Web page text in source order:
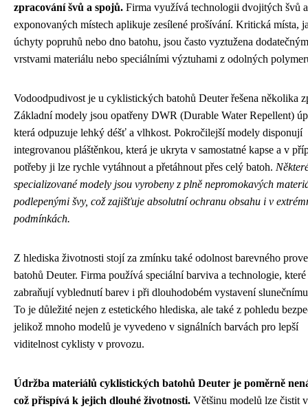
zpracování švů a spojů. Firma využívá technologii dvojitých švů
exponovaných místech aplikuje zesílené prošívání. Kritická místa,
úchyty popruhů nebo dno batohu, jsou často vyztužena
vrstvami materiálu nebo speciálními výztuhami z odolných
Vodoodpudivost je u cyklistických batohů Deuter řešena několika
Základní modely jsou opatřeny DWR (Durable Water Repellent)
která odpuzuje lehký déšť a vlhkost. Pokročilejší modely disponují
integrovanou pláštěnkou, která je ukryta v samostatné kapse a v
potřeby ji lze rychle vytáhnout a přetáhnout přes celý batoh.
specializované modely jsou vyrobeny z plně nepromokavých
podlepenými švy, což zajišťuje absolutní ochranu obsahu i v
podmínkách.
Z hlediska životnosti stojí za zmínku také odolnost barevného
batohů Deuter. Firma používá speciální barviva a technologie, které
zabraňují vyblednutí barev i při dlouhodobém vystavení
To je důležité nejen z estetického hlediska, ale také z pohledu
jelikož mnoho modelů je vyvedeno v signálních barvách pro lepší
viditelnost cyklisty v provozu.
Údržba materiálů cyklistických batohů Deuter je poměrně
což přispívá k jejich dlouhé životnosti. Většinu modelů lze čistit